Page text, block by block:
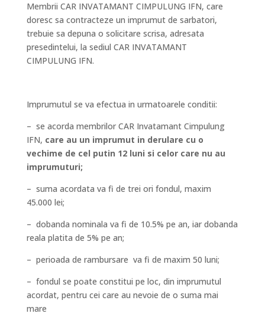
Membrii CAR INVATAMANT CIMPULUNG IFN, care
doresc sa contracteze un imprumut de sarbatori,
trebuie sa depuna o solicitare scrisa, adresata
presedintelui, la sediul CAR INVATAMANT
CIMPULUNG IFN.
Imprumutul se va efectua in urmatoarele conditii:
– se acorda membrilor CAR Invatamant Cimpulung
IFN, care au un imprumut in derulare cu o
vechime de cel putin 12 luni si celor care nu au
imprumuturi;
– suma acordata va fi de trei ori fondul, maxim
45.000 lei;
– dobanda nominala va fi de 10.5% pe an, iar dobanda
reala platita de 5% pe an;
– perioada de rambursare va fi de maxim 50 luni;
– fondul se poate constitui pe loc, din imprumutul
acordat, pentru cei care au nevoie de o suma mai
mare